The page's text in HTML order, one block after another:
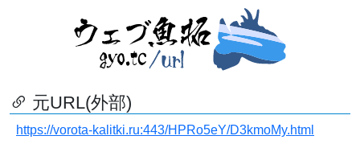
元URL(外部)
https://vorota-kalitki.ru:443/HPRo5eY/D3kmoMy.html